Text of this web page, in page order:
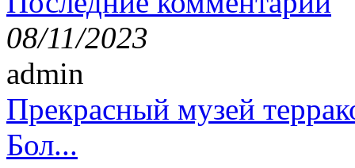
08/11/2023
admin
Прекрасный музей
Бол...